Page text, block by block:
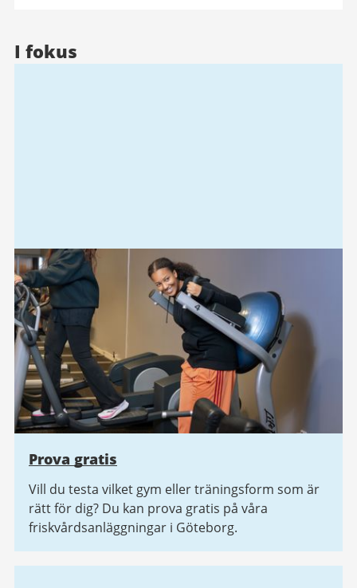
I fokus
Prova gratis
Vill du testa vilket gym eller träningsform som är
rätt för dig? Du kan prova gratis på våra
friskvårdsanläggningar i Göteborg.